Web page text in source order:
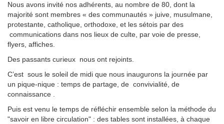
Nous avons invité nos adhérents, au nombre de 80, dont la
majorité sont membres « des communautés » juive, musulmane,
protestante, catholique, orthodoxe, et les sétois par des
communications dans nos lieux de culte, par voie de presse,
flyers, affiches.
Des passants curieux nous ont rejoints.
C’est sous le soleil de midi que nous inaugurons la journée par
un pique-nique : temps de partage, de convivialité, de
connaissance .
Puis est venu le temps de réfléchir ensemble selon la méthode du
"savoir en libre circulation" : des tables sont installées, à chaque